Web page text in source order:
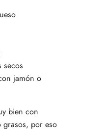
secos
jamón o
bien con
grasos, por eso